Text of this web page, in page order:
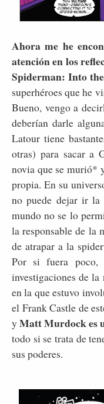
Ahora me he
atención en los
Spiderman: Into
superhéroes que he
Bueno, vengo a
deberían darle
Latour tiene
otras) para sacar a
novia que se murió*
propia. En su
no puede dejar ir la
mundo no se lo
la responsable de la
de atrapar a la
Por si fuera poco,
investigaciones de
en la que estuvo
el Frank Castle de
yMatt Murdock es
todo si se trata de
sus poderes.